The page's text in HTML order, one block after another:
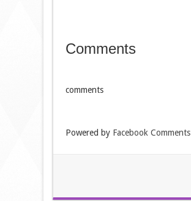
Comments
comments
Powered by Facebook Comments